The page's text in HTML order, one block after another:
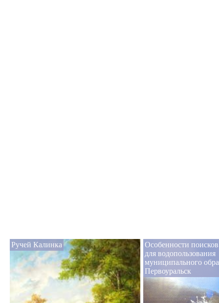
Ручей Калинка
Особенности
для водопользования
муниципального
Первоуральск